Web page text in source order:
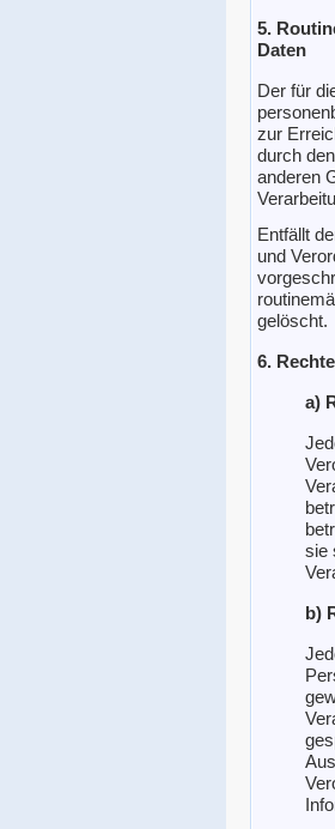
5.
Daten
Der für
zur
durch
anderen
Entfällt
und
gelöscht.
6.
a)
sie
b)